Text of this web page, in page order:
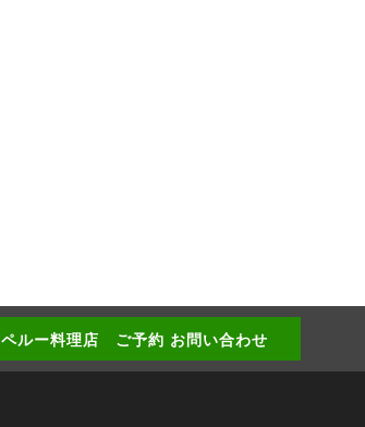
ペルー料理店 ご予約 お問い合わせ